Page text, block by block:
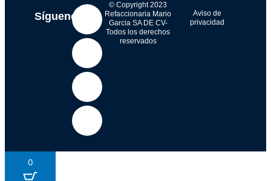
Síguenos
F
a
c
e
b
Y
o
u
t
u
W
h
a
t
s
n
s
t
a
© Copyright 2023
Refaccionaria Mario
Garcia SA DE CV-
Todos los derechos
reservados
Aviso de
privacidad
0